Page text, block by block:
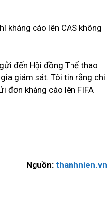
kháng cáo lên CAS không
đến Hội đồng Thể thao
giám sát. Tôi tin rằng chi
đơn kháng cáo lên FIFA
Nguồn: thanhnien.vn